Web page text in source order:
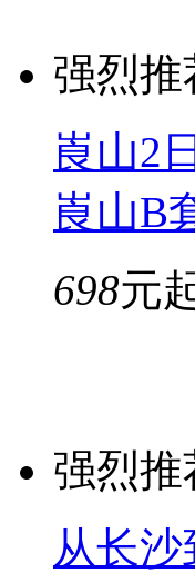
强烈推
崀山2
崀山B
698元
强烈推
从长